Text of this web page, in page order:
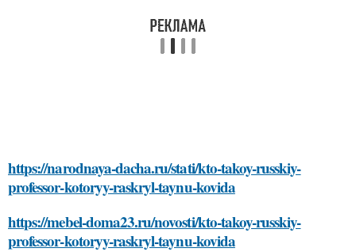
https://narodnaya-dacha.ru/stati/kto-takoy-russkiy-
professor-kotoryy-raskryl-taynu-kovida
https://mebel-doma23.ru/novosti/kto-takoy-russkiy-
professor-kotoryy-raskryl-taynu-kovida